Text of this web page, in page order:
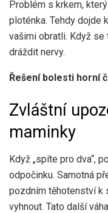
Problém s krkem,
ploténka. Tehdy dojde
vašimi obratli. Když
dráždit nervy.
Řešení bolesti horní
Zvláštní
maminky
Když „spíte pro dva“,
odpočinku. Samotná
pozdním těhotenství k
vyhnout. Tato další